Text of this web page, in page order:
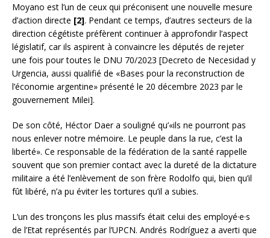
Moyano est l’un de ceux qui préconisent une nouvelle mesure
d’action directe [2]. Pendant ce temps, d’autres secteurs de la
direction cégétiste préfèrent continuer à approfondir l’aspect
législatif, car ils aspirent à convaincre les députés de rejeter
une fois pour toutes le DNU 70/2023 [Decreto de Necesidad y
Urgencia, aussi qualifié de «Bases pour la reconstruction de
l’économie argentine» présenté le 20 décembre 2023 par le
gouvernement Milei].
De son côté, Héctor Daer a souligné qu’«ils ne pourront pas
nous enlever notre mémoire. Le peuple dans la rue, c’est la
liberté». Ce responsable de la fédération de la santé rappelle
souvent que son premier contact avec la dureté de la dictature
militaire a été l’enlèvement de son frère Rodolfo qui, bien qu’il
fût libéré, n’a pu éviter les tortures qu’il a subies.
L’un des tronçons les plus massifs était celui des employé·e·s
de l’Etat représentés par l’UPCN. Andrés Rodríguez a averti que